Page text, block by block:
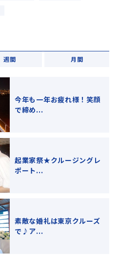
週間 月間
今年も一年お疲れ様！笑顔
で締め...
起業家祭★クルージングレ
ポート...
素敵な婚礼は東京クルーズ
で♪ア...